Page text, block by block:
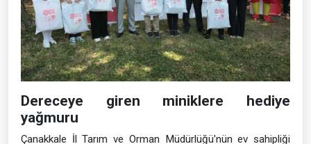
Dereceye giren miniklere hediye
yağmuru
Çanakkale İl Tarım ve Orman Müdürlüğü'nün ev sahipliği